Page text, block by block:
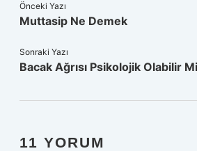
Önceki Yazı
Muttasip Ne Demek
Sonraki Yazı
Bacak Ağrısı Psikolojik Olabilir Mi
11 YORUM